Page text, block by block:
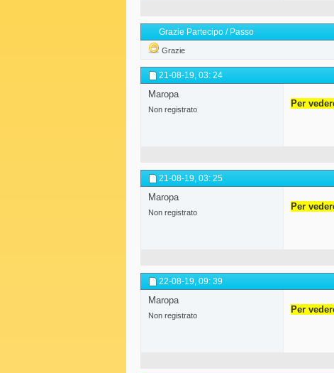
Grazie Partecipo / Passo
Grazie
21-08-19, 03: 24
Maropa
Non registrato
Per
21-08-19, 03: 25
Maropa
Non registrato
Per
22-08-19, 09: 39
Maropa
Non registrato
Per